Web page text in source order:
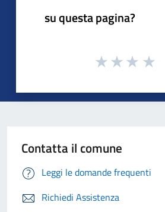
su questa pagina?
Contatta il comune
Leggi le domande frequenti
Richiedi Assistenza